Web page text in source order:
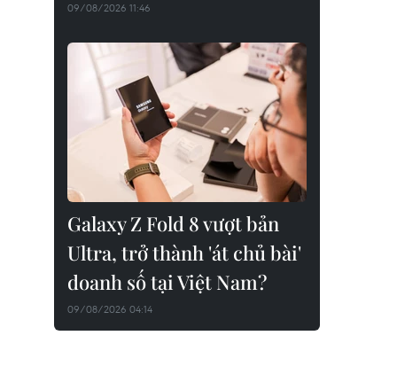
09/08/2026 11:46
Galaxy Z Fold 8 vượt bản
Ultra, trở thành 'át chủ bài'
doanh số tại Việt Nam?
09/08/2026 04:14